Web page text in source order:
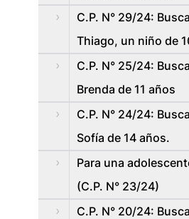
C.P. N° 29/24:
Thiago, un niño de
C.P. N° 25/24:
Brenda de 11 años
C.P. N° 24/24:
Sofía de 14 años.
Para una
(C.P. N° 23/24)
C.P. N° 20/24: